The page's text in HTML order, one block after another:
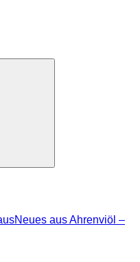
Neues aus Ahrenviöl –